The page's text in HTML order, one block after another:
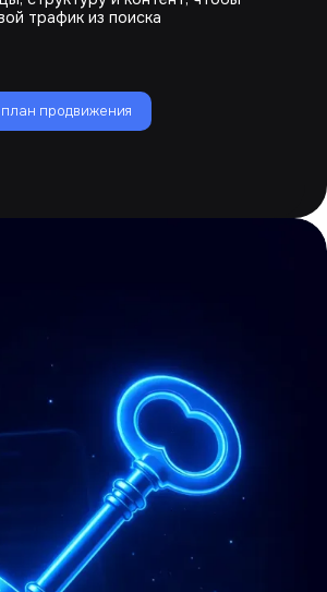
трафик из поиска
план продвижения